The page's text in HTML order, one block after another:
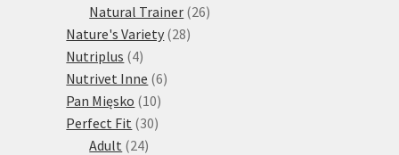
produktů
Natural Trainer 2626
Nature's Variety 2828
Nutriplus 44
produkty
Nutrivet Inne 66
Pan Mięsko 1010
produktů
Perfect Fit 3030
Adult 2424